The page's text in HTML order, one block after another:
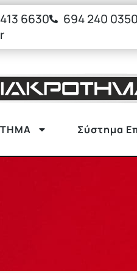
6630
694 240 0350
Σύστημα